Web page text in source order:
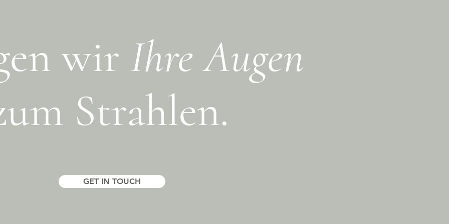
wir Ihre Augen
Strahlen.
GET IN TOUCH